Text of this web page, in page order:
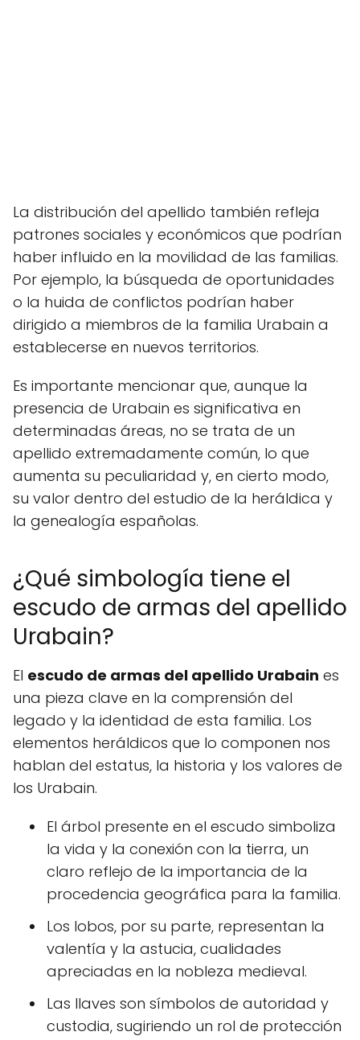
La distribución del apellido también refleja
patrones sociales y económicos que podrían
haber influido en la movilidad de las familias.
Por ejemplo, la búsqueda de oportunidades
o la huida de conflictos podrían haber
dirigido a miembros de la familia Urabain a
establecerse en nuevos territorios.
Es importante mencionar que, aunque la
presencia de Urabain es significativa en
determinadas áreas, no se trata de un
apellido extremadamente común, lo que
aumenta su peculiaridad y, en cierto modo,
su valor dentro del estudio de la heráldica y
la genealogía españolas.
¿Qué simbología tiene el
escudo de armas del apellido
Urabain?
El escudo de armas del apellido Urabain es
una pieza clave en la comprensión del
legado y la identidad de esta familia. Los
elementos heráldicos que lo componen nos
hablan del estatus, la historia y los valores de
los Urabain.
El árbol presente en el escudo simboliza
la vida y la conexión con la tierra, un
claro reflejo de la importancia de la
procedencia geográfica para la familia.
Los lobos, por su parte, representan la
valentía y la astucia, cualidades
apreciadas en la nobleza medieval.
Las llaves son símbolos de autoridad y
custodia, sugiriendo un rol de protección